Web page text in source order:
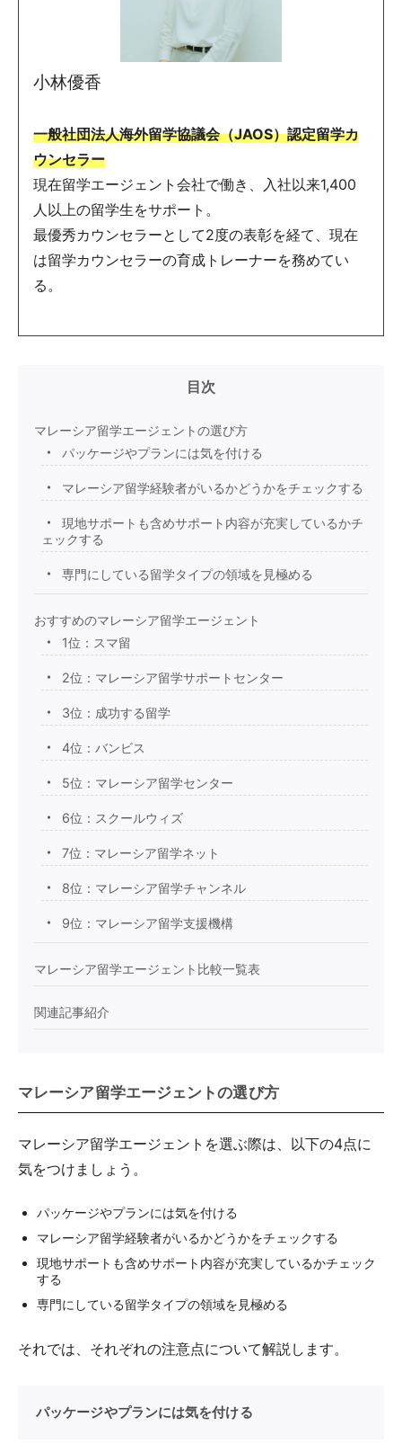
小林優香
一般社団法人海外留学協議会（JAOS）認定留学カ
ウンセラー
現在留学エージェント会社で働き、入社以来1,400
人以上の留学生をサポート。
最優秀カウンセラーとして2度の表彰を経て、現在
は留学カウンセラーの育成トレーナーを務めてい
る。
目次
マレーシア留学エージェントの選び方
パッケージやプランには気を付ける
マレーシア留学経験者がいるかどうかをチェックする
現地サポートも含めサポート内容が充実しているかチ
ェックする
専門にしている留学タイプの領域を見極める
おすすめのマレーシア留学エージェント
1位：スマ留
2位：マレーシア留学サポートセンター
3位：成功する留学
4位：バンビス
5位：マレーシア留学センター
6位：スクールウィズ
7位：マレーシア留学ネット
8位：マレーシア留学チャンネル
9位：マレーシア留学支援機構
マレーシア留学エージェント比較一覧表
関連記事紹介
マレーシア留学エージェントの選び方
マレーシア留学エージェントを選ぶ際は、以下の4点に
気をつけましょう。
パッケージやプランには気を付ける
マレーシア留学経験者がいるかどうかをチェックする
現地サポートも含めサポート内容が充実しているかチェック
する
専門にしている留学タイプの領域を見極める
それでは、それぞれの注意点について解説します。
パッケージやプランには気を付ける